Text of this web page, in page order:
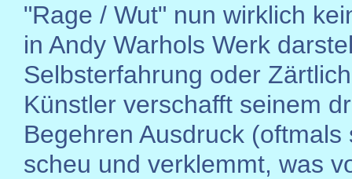
"Rage / Wut" nun wirklich
in Andy Warhols Werk
Selbsterfahrung oder
Künstler verschafft seinem
Begehren Ausdruck (oftmals
scheu und verklemmt, was